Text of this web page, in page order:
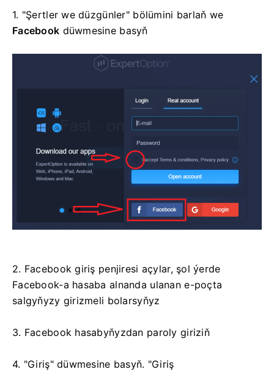
1. "Şertler we düzgünler" bölümini barlaň we
Facebook düwmesine basyň
2. Facebook giriş penjiresi açylar, şol ýerde
Facebook-a hasaba alnanda ulanan e-poçta
salgyňyzy girizmeli bolarsyňyz
3. Facebook hasabyňyzdan paroly giriziň
4. "Giriş" düwmesine basyň. "Giriş